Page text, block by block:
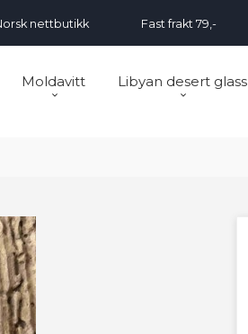
nettbutikk Fast frakt 79,-
Moldavitt Libyan desert glass